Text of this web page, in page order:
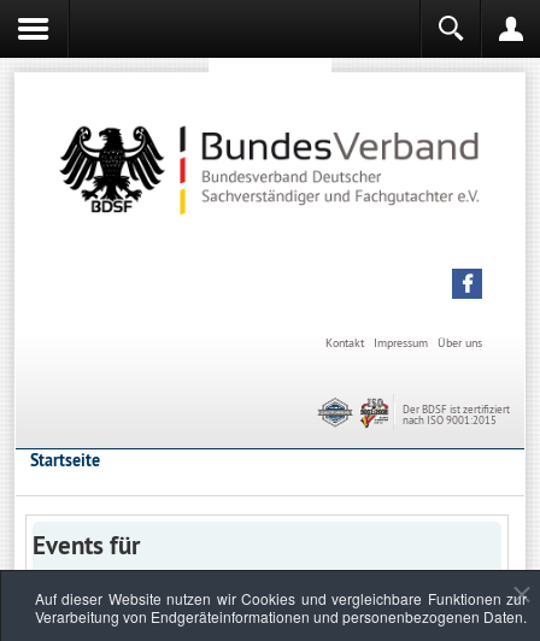
Über uns
Impressum
Kontakt
Der BDSF ist zertifiziert
nach ISO 9001:2015
Startseite
Events für
Auf dieser Website nutzen wir Cookies und vergleichbare Funktionen zur
Verarbeitung von Endgeräteinformationen und personenbezogenen Daten.